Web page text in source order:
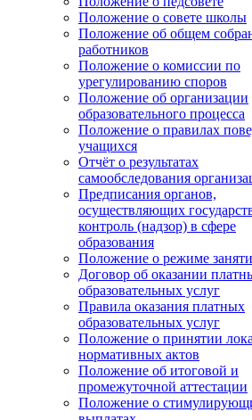
Положение о совете школы
Положение об общем
работников
Положение о комиссии по
урегулированию споров
Положение об организации
образовательного процесса
Положение о правилах
учащихся
Отчёт о результатах
самообследования
Предписания органов,
осуществляющих
контроль (надзор) в сфере
образования
Положение о режиме
Договор об оказании
образовательных услуг
Правила оказания платных
образовательных услуг
Положение о принятии
нормативных актов
Положение об итоговой и
промежуточной аттестации
Положение о